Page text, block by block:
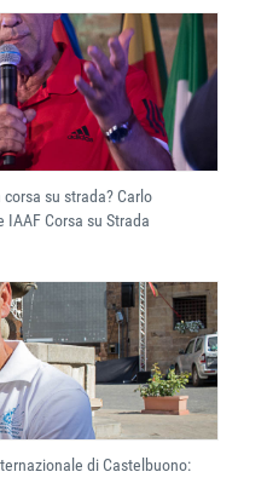
su strada? Carlo
Corsa su Strada
di Castelbuono: